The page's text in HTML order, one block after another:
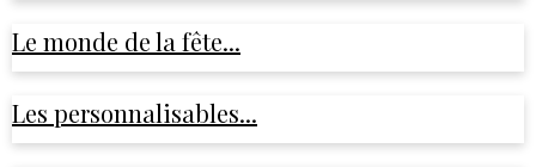
Le monde de la fête...
Les personnalisables...